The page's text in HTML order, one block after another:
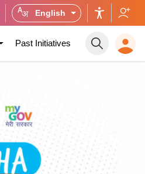
English
Past Initiatives